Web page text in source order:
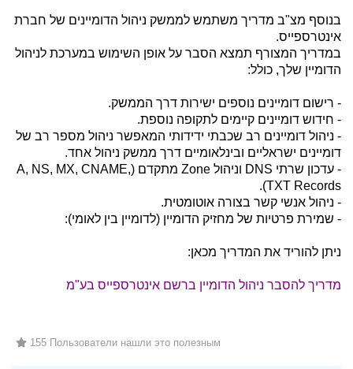
בנוסף מצ"ב מדריך משתמש לממשק ניהול הדומיינים של חברת
אינטרספייס.
במדריך המצורף תמצא הסבר על אופן השימוש במערכת לניהול
הדומיין שלך, כולל:
- רישום דומיינים נוספים ישירות דרך הממשק.
- חידוש דומיינים קיימים לתקופה נוספת.
- ניהול דומיינים רב שכבתי ידידותי המאפשר ניהול מספר רב של
דומיינים ישראליים ובינלאומיים דרך ממשק ניהול אחד.
- עדכון שרתי DNS וניהול Zone מתקדם (A, NS, MX, CNAME,
TXT Records).
- ניהול אנשי קשר בצורה אוטומטית.
- שמירת פרטיות של מחזיק הדומיין (לדומיין בין לאומי):
ניתן להוריד את המדריך מכאן:
מדריך להסבר ניהול הדומיין ברשם אינטרספייס בע"מ
155 Пользователи нашли это полезным